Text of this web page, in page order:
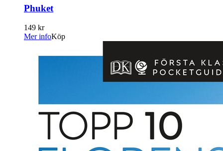
Phuket
149 kr
Mer infoKöp